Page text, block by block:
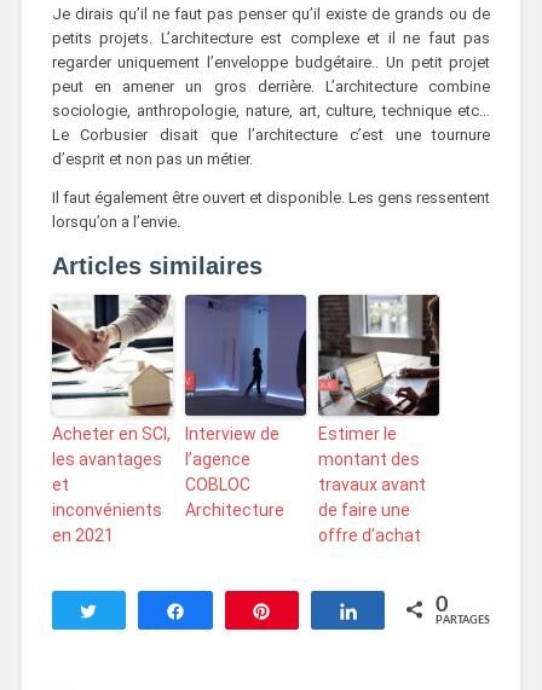
Je dirais qu’il ne faut pas penser qu’il existe de grands ou de
petits projets.
L’architecture est complexe et il ne faut pas
regarder uniquement l’enveloppe budgétaire.. Un petit projet
peut en amener un gros derrière. L’architecture combine
sociologie, anthropologie, nature, art, culture, technique etc…
Le Corbusier disait que l’architecture c’est une tournure
d’esprit et non pas un métier.
Il faut également être ouvert et disponible. Les gens ressentent
lorsqu’on a l’envie.
Articles similaires
Acheter en SCI,
les avantages
et
inconvénients
en 2021
Interview de
l’agence
COBLOC
Architecture
Estimer le
montant des
travaux avant
de faire une
offre d’achat
Tweetez Partagez Enregistrer Partagez0
PARTAGES